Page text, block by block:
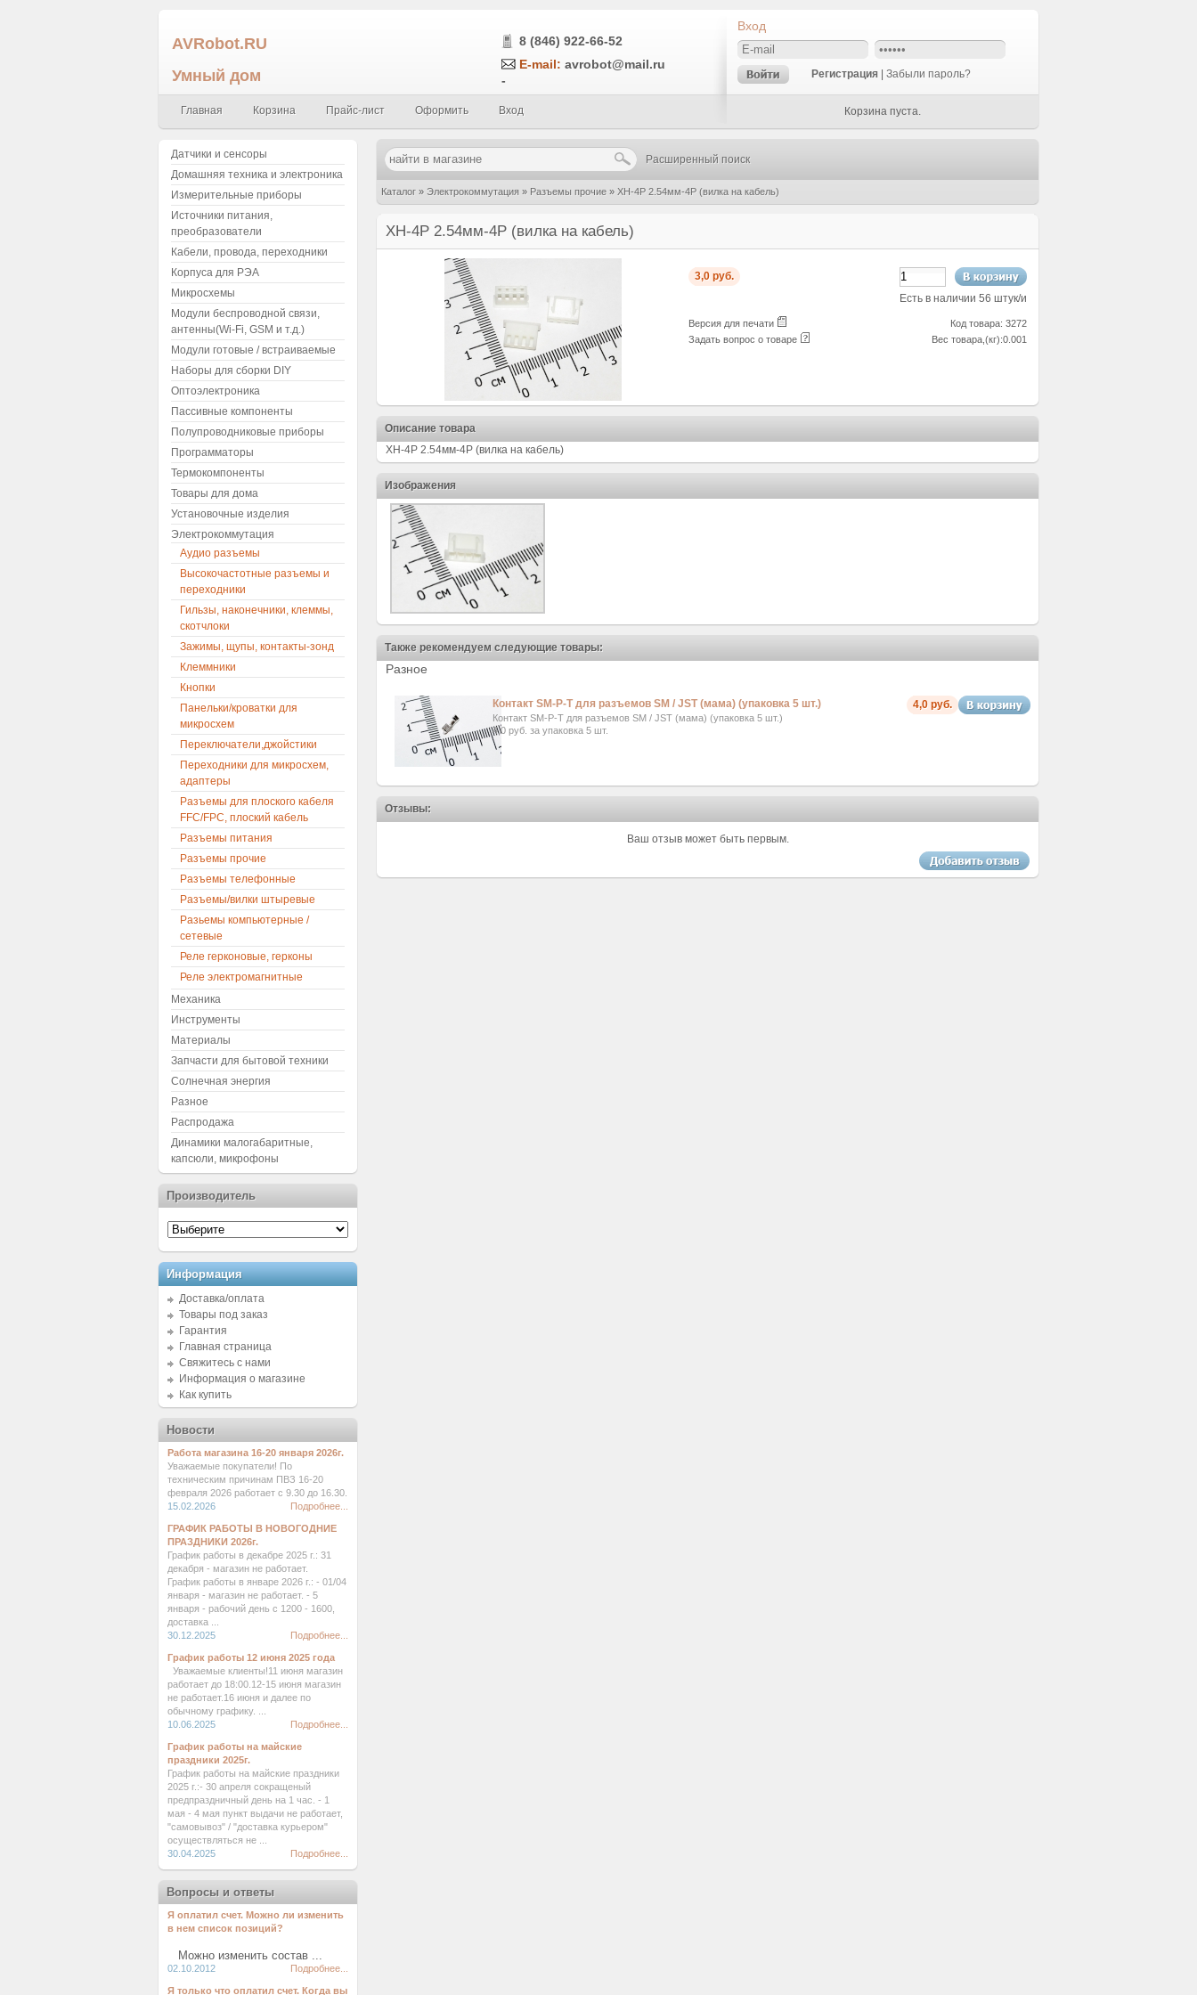
AVRobot.RU
Умный дом
8 (846) 922-66-52
E-mail: avrobot@mail.ru
-
Главная Корзина Прайс-лист Оформить Вход
Вход
Регистрация Забыли пароль?
Корзина пуста.
Расширенный поиск
Каталог » Электрокоммутация » Разъемы прочие » XH-4P 2.54мм-4P (вилка на кабель)
XH-4P 2.54мм-4P (вилка на кабель)
3,0 руб.
Есть в наличии 56 штук/и
Версия для печати
Задать вопрос о товаре
Код товара: 3272
Вес товара,(кг):0.001
Описание товара
XH-4P 2.54мм-4P (вилка на кабель)
Изображения
Также рекомендуем следующие товары:
Разное
Контакт SM-P-T для разъемов SM / JST (мама) (упаковка 5 шт.)
Контакт SM-P-T для разъемов SM / JST (мама) (упаковка 5 шт.)
4,0 руб. за упаковка 5 шт.
4,0 руб.
Отзывы:
Ваш отзыв может быть первым.
Датчики и сенсоры
Домашняя техника и электроника
Измерительные приборы
Источники питания,
преобразователи
Кабели, провода, переходники
Корпуса для РЭА
Микросхемы
Модули беспроводной связи,
антенны(Wi-Fi, GSM и т.д.)
Модули готовые / встраиваемые
Наборы для сборки DIY
Оптоэлектроника
Пассивные компоненты
Полупроводниковые приборы
Программаторы
Термокомпоненты
Товары для дома
Установочные изделия
Электрокоммутация
Аудио разъемы
Высокочастотные разъемы и
переходники
Гильзы, наконечники, клеммы,
скотчлоки
Зажимы, щупы, контакты-зонд
Клеммники
Кнопки
Панельки/кроватки для
микросхем
Переключатели,джойстики
Переходники для микросхем,
адаптеры
Разъемы для плоского кабеля
FFC/FPC, плоский кабель
Разъемы питания
Разъемы прочие
Разъемы телефонные
Разъемы/вилки штыревые
Разьемы компьютерные /
сетевые
Реле герконовые, герконы
Реле электромагнитные
Механика
Инструменты
Материалы
Запчасти для бытовой техники
Солнечная энергия
Разное
Распродажа
Динамики малогабаритные,
капсюли, микрофоны
Производитель
Информация
Доставка/оплата
Товары под заказ
Гарантия
Главная страница
Свяжитесь с нами
Информация о магазине
Как купить
Новости
Работа магазина 16-20 января 2026г.
Уважаемые покупатели! По
техническим причинам ПВЗ 16-20
февраля 2026 работает с 9.30 до 16.30.
15.02.2026
Подробнее...
ГРАФИК РАБОТЫ В НОВОГОДНИЕ
ПРАЗДНИКИ 2026г.
График работы в декабре 2025 г.: 31
декабря - магазин не работает.
График работы в январе 2026 г.: - 01/04
января - магазин не работает. - 5
января - рабочий день с 1200 - 1600,
доставка ...
30.12.2025
Подробнее...
График работы 12 июня 2025 года
Уважаемые клиенты!11 июня магазин
работает до 18:00.12-15 июня магазин
не работает.16 июня и далее по
обычному графику. ...
10.06.2025
Подробнее...
График работы на майские
праздники 2025г.
График работы на майские праздники
2025 г.:- 30 апреля сокращеный
предпраздничный день на 1 час. - 1
мая - 4 мая пункт выдачи не работает,
"самовывоз" / "доставка курьером"
осуществляться не ...
30.04.2025
Подробнее...
Вопросы и ответы
Я оплатил счет. Можно ли изменить
в нем список позиций?
Можно изменить состав ...
02.10.2012 Подробнее...
Я только что оплатил счет. Когда вы